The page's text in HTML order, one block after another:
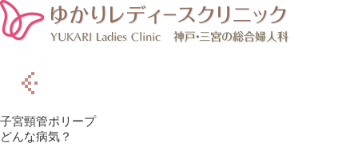
子宮頸管ポリープ
どんな病気？